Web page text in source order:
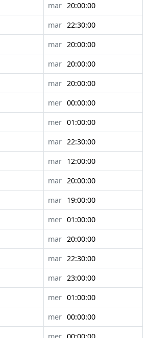
mar 20:00:00
mar 22:30:00
mar 20:00:00
mar 20:00:00
mar 20:00:00
mer 00:00:00
mer 01:00:00
mar 22:30:00
mar 12:00:00
mar 20:00:00
mar 19:00:00
mer 01:00:00
mar 20:00:00
mar 22:30:00
mar 23:00:00
mer 01:00:00
mer 00:00:00